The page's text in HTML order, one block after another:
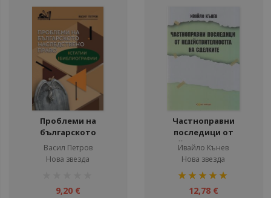
Проблеми на
българското
наследствено право -
Статии, библиографии
Васил Петров
Нова звезда
9,20 €
Частноправни
последици от
недействителността
на сделките
Ивайло Кънев
Нова звезда
рейтинг:
100%12,78 €